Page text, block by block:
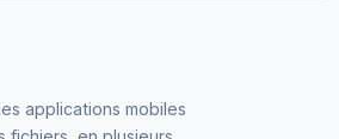
applications mobiles